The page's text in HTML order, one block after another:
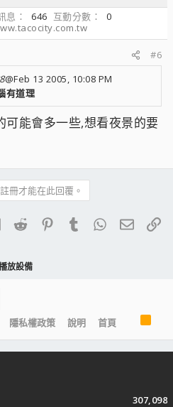
息 646 互動分數
0
#6
@Feb 13 2005, 10:08 PM
有道理
可能會多一些,想看夜景的要
冊才能在此回覆。
LinkedIn
Reddit PinterestTumblrWhatsApp
電子
放設備
隱私權政策 說明 首頁
R
S
S
307,098